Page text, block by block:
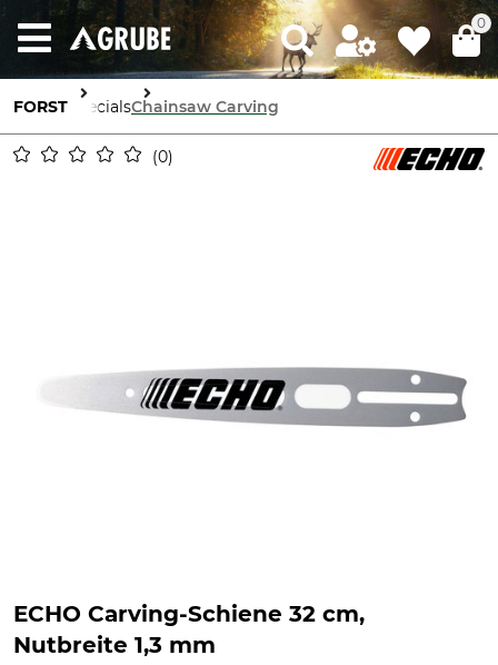
0
FORST SpecialsChainsaw Carving
0
ECHO Carving-Schiene 32 cm,
Nutbreite 1,3 mm